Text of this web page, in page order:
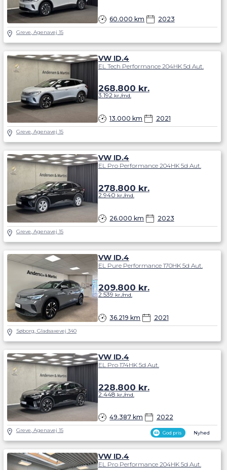
60.000 km 2023
Greve, Agenavej 15
VW ID.4
EL Tech Performance 204HK 5d Aut.
13.000 km 2021
268.800 kr.
3.192kr./md.
Greve, Agenavej 15
VW ID.4
EL Pro Performance 204HK 5d Aut.
26.000 km 2023
278.800 kr.
2.940 kr./md.
Greve, Agenavej 15
VW ID.4
EL Pure Performance 170HK 5d Aut.
36.219 km 2021
209.800 kr.
2.539 kr./md.
Søborg, Gladsaxevej 340
God pris Nyhed
VW ID.4
EL Pro 174HK 5d Aut.
49.387 km 2022
228.800 kr.
2.448 kr./md.
Greve, Agenavej 15
VW ID.4
EL Pro Performance 204HK 5d Aut.